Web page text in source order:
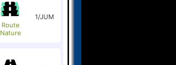
Route
Nature
1/JUM